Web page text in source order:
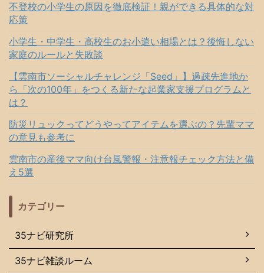
不登校の小学生の原因を徹底検証！親ができる具体的な対
応策
小学生・中学生・高校生のお小遣い相場とは？後悔しない
家庭のルールと失敗談
【雲南市ソーシャルチャレンジ「Seed」】過疎先進地か
ら「次の100年」をつくる新たな起業家支援プログラムと
は？
防災リュックってどうやってアイテムを選ぶの？先輩ママ
の意見も参考に
雲南市の産後ママ向け台風警報・注意報チェック方法と備
え5選
カテゴリー
35ナビ研究所
35ナビ雑談ルーム